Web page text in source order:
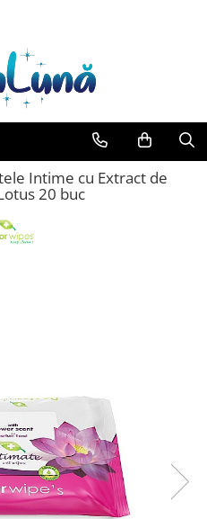
Intime cu Extract de
20 buc